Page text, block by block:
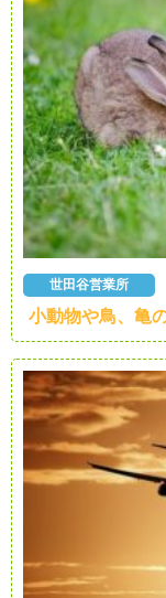
世田谷営業所
小動物や鳥、亀